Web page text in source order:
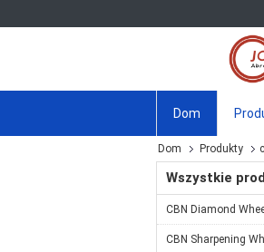
Dom
Dom Produkty
Wszystkie
CBN Diamond
CBN Sharpening